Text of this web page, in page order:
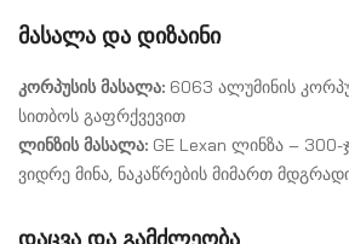
მასალა და დიზაინი
კორპუსის მასალა: 6063 ალუმინის
სითბოს გაფრქვევით
ლინზის მასალა: GE Lexan ლინზა –
ვიდრე მინა, ნაკაწრების მიმართ